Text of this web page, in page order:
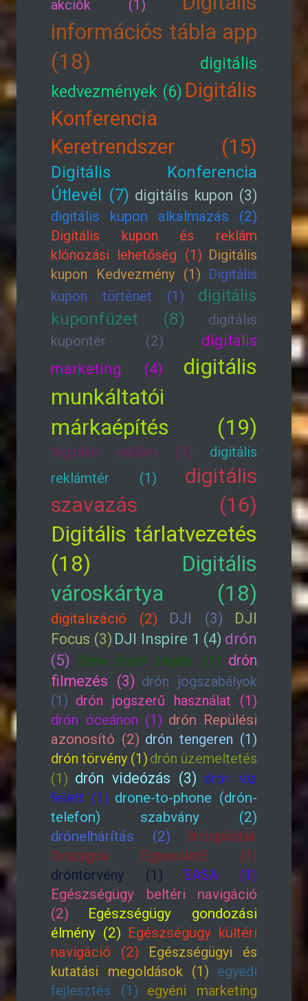
akciók (1)
információs tábla app
(18)
digitális
kedvezmények (6) Digitális
Konferencia
Keretrendszer (15)
Digitális Konferencia
Útlevél (7) digitális kupon (3)
digitális kupon alkalmazás (2)
Digitális kupon és reklám
klónozási lehetőség (1) Digitális
kupon Kedvezmény (1) Digitális
kupon történet (1)
digitális
kuponfüzet (8)
digitális
kupontér (2)
digitális
marketing (4)
digitális
munkáltatói
márkaépítés (19)
digitális reklám (1)
digitális
reklámtér (1)
digitális
szavazás (16)
Digitális tárlatvezetés
(18)
Digitális
városkártya (18)
digitalizáció (2) DJI (3)
DJI
Focus (3) DJI Inspire 1 (4) drón
(5)
Drón Eseti Légtér (1) drón
filmezés (3) drón jogszabályok
(1) drón jogszerű használat (1)
drón óceánon (1) drón Repülési
azonosító (2) drón tengeren (1)
drón törvény (1) drón üzemeltetés
(1) drón videózás (3) drón víz
felett (1) drone-to-phone (drón-
telefon) szabvány (2)
drónelhárítás (2)
Drónpilóták
Országos EgyesületE (1)
dróntörvény (1)
EASA (1)
Egészségügy beltéri navigáció
(2)
Egészségügy gondozási
élmény (2) Egészségügy kültéri
navigáció (2)
Egészségügyi és
kutatási megoldások (1) egyedi
fejlesztés (1)
egyéni marketing